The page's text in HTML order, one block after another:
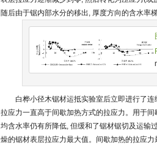
随后由于锯内部水分的移出, 厚度方向的含水率
白桦小径木锯材运抵实验室后立即进行了
拉应力一直高于间歇加热方式的拉应力。用于
均含水率仍有所降低, 但缓和了锯材锯切及运输
燥的锯材表层拉应力最大值。间歇加热的拉应